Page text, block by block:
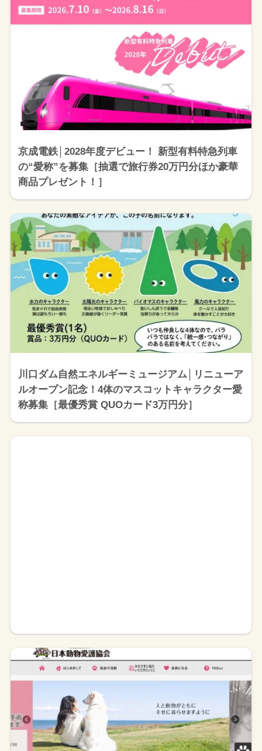
京成電鉄│2028年度デビュー！ 新型有料特急列車
の“愛称”を募集［抽選で旅行券20万円分ほか豪華
商品プレゼント！］
川口ダム自然エネルギーミュージアム│リニューア
ルオープン記念！4体のマスコットキャラクター愛
称募集［最優秀賞 QUOカード3万円分］